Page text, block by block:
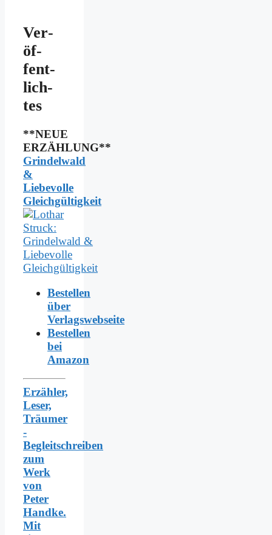
Ver­
öf­
fent­
lich­
tes
**NEUE
ERZÄHLUNG**
Grindelwald
&
Liebevolle
Gleichgültigkeit
Bestellen
über
Verlagswebseite
Bestellen
bei
Amazon
Erzähler,
Leser,
Träumer
-
Begleitschreiben
zum
Werk
von
Peter
Handke.
Mit